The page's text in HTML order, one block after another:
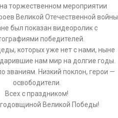
торжественном мероприятии
Великой Отечественной войны.
был показан видеоролик с
победителей.
которых уже нет с нами, ныне
нам мир на долгие годы.
званиям. Низкий поклон, герои —
освободители.
Всех с праздником!
Великой Победы!